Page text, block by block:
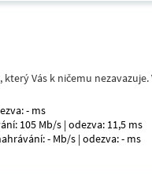
Vás k ničemu
- ms
105 Mb/s | odezva: 11,5 ms
- Mb/s | odezva: - ms